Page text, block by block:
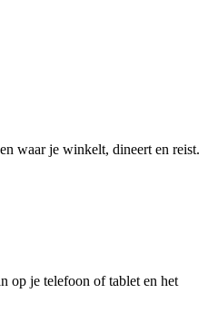
waar je winkelt, dineert en reist.
op je telefoon of tablet en het